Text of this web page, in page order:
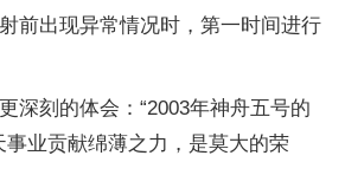
前出现异常情况时，第一时间进行
深刻的体会：“2003年神舟五号的
业贡献绵薄之力，是莫大的荣